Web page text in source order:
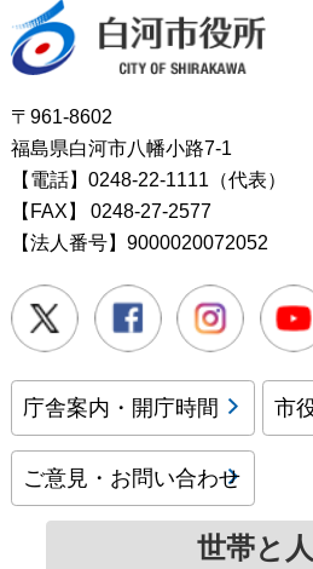
〒961-8602
福島県白河市八幡小路7-1
【電話】0248-22-1111（代表）
【FAX】
0248-27-2577
【法人番号】9000020072052
Twitter Facebook
庁舎案内・開庁時間 市
ご意見・お問い合わせ
世帯と